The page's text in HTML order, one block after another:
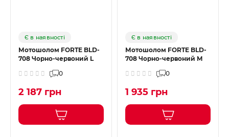
Є в наявності
Мотошолом FORTE BLD-
708 Чорно-червоний L
0
2 187 грн
Є в наявності
Мотошолом FORTE BLD-
708 Чорно-червоний M
0
1 935 грн